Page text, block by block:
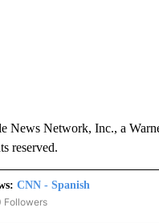
Network, Inc., a
reserved.
CNN - Spanish
"CNN - SPANISH" TO RECEIVE
Followers